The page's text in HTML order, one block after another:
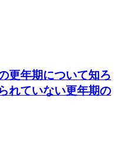
更年期について知ろ
れていない更年期の